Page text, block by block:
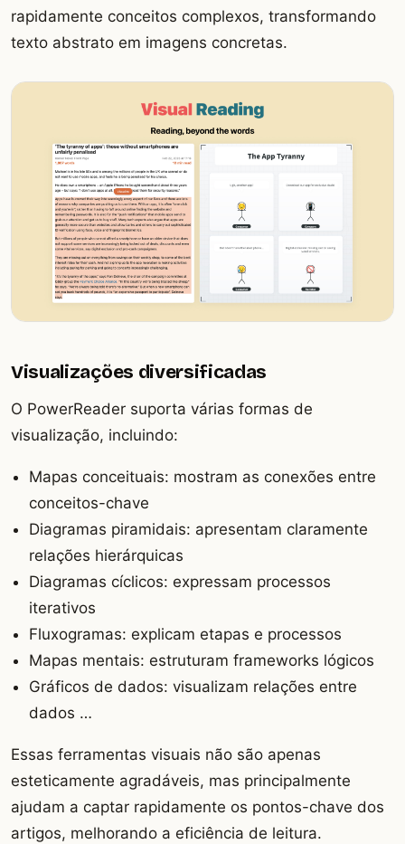
rapidamente conceitos complexos, transformando
texto abstrato em imagens concretas.
Visualizações diversificadas
O PowerReader suporta várias formas de
visualização, incluindo:
Mapas conceituais: mostram as conexões entre
conceitos-chave
Diagramas piramidais: apresentam claramente
relações hierárquicas
Diagramas cíclicos: expressam processos
iterativos
Fluxogramas: explicam etapas e processos
Mapas mentais: estruturam frameworks lógicos
Gráficos de dados: visualizam relações entre
dados …
Essas ferramentas visuais não são apenas
esteticamente agradáveis, mas principalmente
ajudam a captar rapidamente os pontos-chave dos
artigos, melhorando a eficiência de leitura.